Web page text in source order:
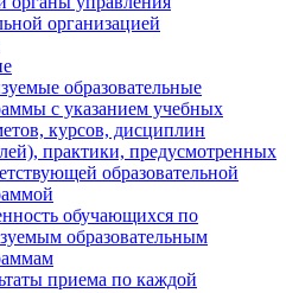
организацией
образовательные
с указанием учебных
курсов, дисциплин
практики, предусмотренных
образовательной
обучающихся по
образовательным
приема по каждой